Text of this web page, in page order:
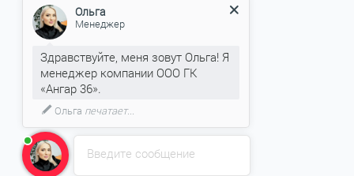
Введите сообщение
Ольга
Менеджер
Здравствуйте, меня зовут Ольга! Я
менеджер компании ООО ГК
«Ангар 36».
Ольга печатает...